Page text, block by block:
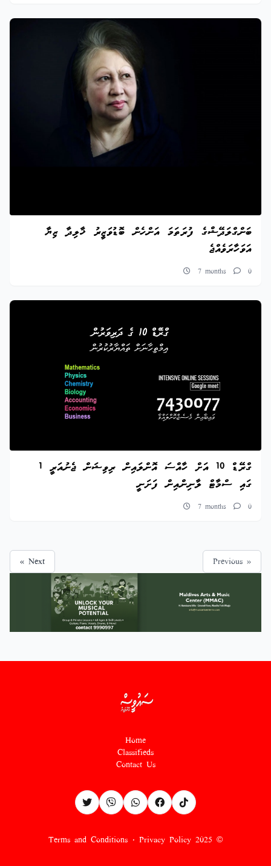
ބަންގްލަދޭޝްގެ ފުރަތަމަ އަންހެން ބޮޑުވަޒީރު ޚާލިދާ ޒިޔާ
އަވަހާރަވެއްޖެ
7 months 0
ގްރޭޑް 10 އަށް ހާއްސަ އޮންލައިން ރިވިޝަން ޖެނުއަރީ 1
ގައި ސްމާޓް ލާނިންއިން ފަށަނީ
7 months 0
« Previous
Next »
Home
Classifieds
Contact Us
© 2025
Terms and Conditions · Privacy Policy